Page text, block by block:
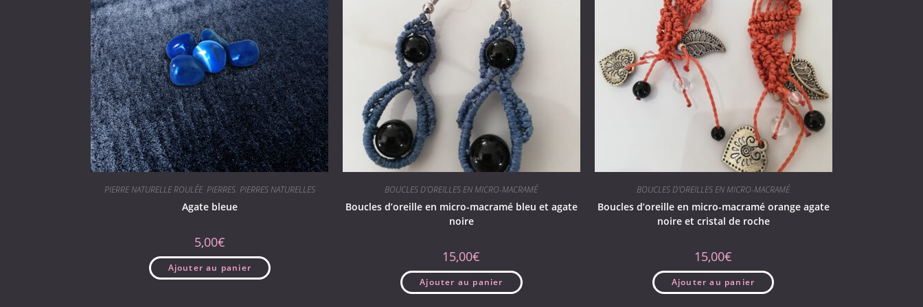
PIERRE NATURELLE ROULÉE, PIERRES, PIERRES NATURELLES
Agate bleue
5,00€
Ajouter au panier
BOUCLES D'OREILLES EN MICRO-MACRAMÉ
Boucles d’oreille en micro-macramé bleu et agate
noire
15,00€
Ajouter au panier
BOUCLES D'OREILLES EN MICRO-MACRAMÉ
Boucles d’oreille en micro-macramé orange agate
noire et cristal de roche
15,00€
Ajouter au panier